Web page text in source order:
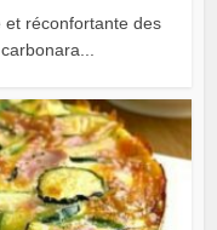
et réconfortante des